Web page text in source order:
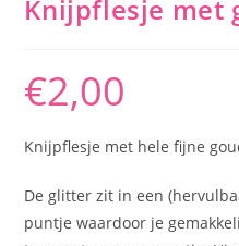
Knijpflesje met
€2,00
Knijpflesje met hele fijne
De glitter zit in een
puntje waardoor je